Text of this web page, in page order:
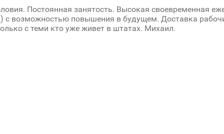
Постоянная занятость. Высокая своевременная
с возможностью повышения в будущем. Доставка
с теми кто уже живет в штатах. Михаил.